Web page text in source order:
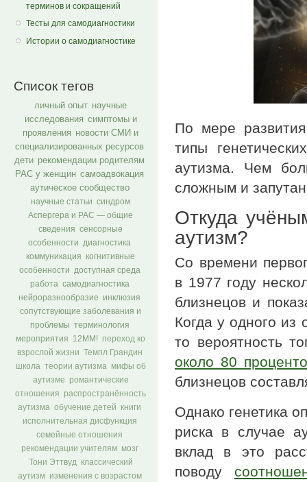
терминов и сокращений
Тесты для самодиагностики
Истории о самодиагностике
Список тегов
личный опыт научные
исследования симптомы и
проявления новости СМИ и
специализированных ресурсов
дети рекомендации родителям
РАС у женщин самоадвокация
аутическое сообщество
научные статьи синдром
Аспергера и РАС — общие
сведения сенсорные
особенности диагностика
коммуникация когнитивные
особенности доступная среда
работа самодиагностика
нейроразнообразие инклюзия
сопутствующие заболевания и
проблемы терминология
мероприятия 12ММ! переход ко
взрослой жизни
Темпл Грандин
школа теории аутизма
мифы об
аутизме
романтические
отношения
распространённость
аутизма обучение детей
книги
исполнительная дисфункция
семейные отношения
рекомендации учителям
мозг
Тони Эттвуд
классический
аутизм
изменения с возрастом
По мере
типы
аутизма. Чем
сложным и
Откуда
аутизм?
Со времени
в 1977 году
близнецов и
Когда у одного из
то вероятность
около 80
близнецов
Однако генетика
риска в случае
вклад в это
поводу